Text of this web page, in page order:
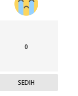
0
SEDIH